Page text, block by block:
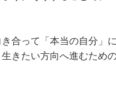
合って「本当の自分」
きたい方向へ進むため